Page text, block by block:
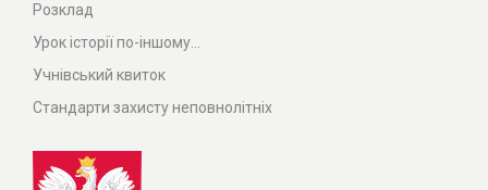
Розклад
Урок історії по-іншому...
Учнівський квиток
Стандарти захисту неповнолітніх